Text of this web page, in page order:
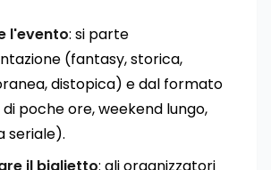
l'evento: si parte
(fantasy, storica,
distopica) e dal formato
poche ore, weekend lungo,
seriale).